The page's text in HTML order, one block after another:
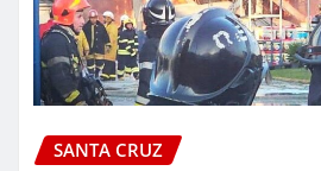
SANTA CRUZ